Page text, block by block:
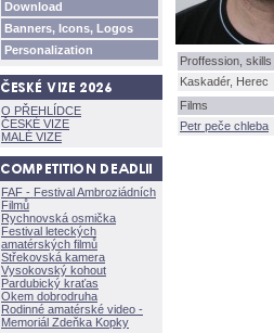
Download
Banners, Icons, Logos
Personalization
O PŘEHLÍDCE
ČESKÉ VIZE
MALÉ VIZE
FAF - Festival Ambroziádních
Filmů
Rychnovská osmička
Festival leteckých
amatérských filmů
Střekovská kamera
Vysokovský kohout
Pardubický kraťas
Okem dobrodruha
Rodinné amatérské video -
Memoriál Zdeňka Kopky
Proffession, skills
Kaskadér, Herec
Films
Petr peče chleba